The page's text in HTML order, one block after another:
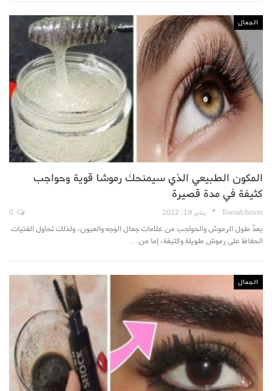
الجمال
المكون الطبيعي الذي سيمنحك رموشا قوية وحواجب
كثيفة في مدة قصيرة
TouriaIcherem يناير 19, 2022
يعدّ طول الرموش والحواجب من علامات جمال الوجه والعيون، ولذلك تحاول الفتيات
الحفاظ على رموش طويلة وكثيفة، إما من…
الجمال